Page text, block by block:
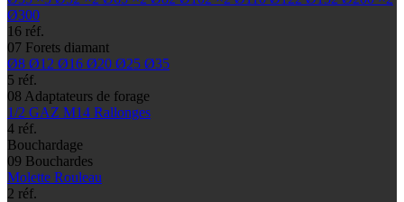
Ø300
16 réf.
07 Forets diamant
Ø8 Ø12 Ø16 Ø20 Ø25 Ø35
5 réf.
08 Adaptateurs de forage
1/2 GAZ M14 Rallonges
4 réf.
Bouchardage
09 Bouchardes
Molette Rouleau
2 réf.